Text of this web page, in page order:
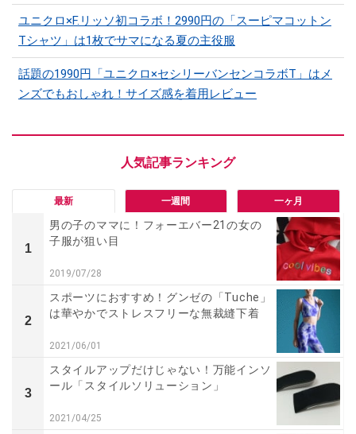
ユニクロ×F.リッソ初コラボ！2990円の「スーピマコットン
Tシャツ」は1枚でサマになる夏の主役服
話題の1990円「ユニクロ×セシリーバンセンコラボT」はメ
ンズでもおしゃれ！サイズ感を着用レビュー
最新 一週間 一ヶ月
1
男の子のママに！フォーエバー21の女の
子服が狙い目
2019/07/28
2
スポーツにおすすめ！グンゼの「Tuche」
は華やかでストレスフリーな無裁縫下着
2021/06/01
3
スタイルアップだけじゃない！万能インソ
ール「スタイルソリューション」
2021/04/25